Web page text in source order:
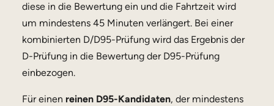
diese in die Bewertung ein und die Fahrtzeit wird
um mindestens 45 Minuten verlängert. Bei einer
kombinierten D/D95-Prüfung wird das Ergebnis der
D-Prüfung in die Bewertung der D95-Prüfung
einbezogen.
Für einen reinen D95-Kandidaten, der mindestens